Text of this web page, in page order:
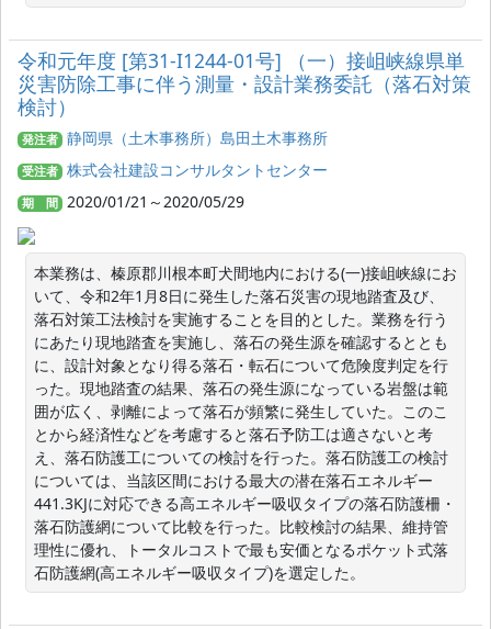
令和元年度 [第31-I1244-01号] （一）接岨峡線県単
災害防除工事に伴う測量・設計業務委託（落石対策
検討）
発注者 静岡県（土木事務所）島田土木事務所
受注者 株式会社建設コンサルタントセンター
期 間 2020/01/21～2020/05/29
本業務は、榛原郡川根本町犬間地内における(一)接岨峡線にお
いて、令和2年1月8日に発生した落石災害の現地踏査及び、
落石対策工法検討を実施することを目的とした。業務を行う
にあたり現地踏査を実施し、落石の発生源を確認するととも
に、設計対象となり得る落石・転石について危険度判定を行
った。現地踏査の結果、落石の発生源になっている岩盤は範
囲が広く、剥離によって落石が頻繁に発生していた。このこ
とから経済性などを考慮すると落石予防工は適さないと考
え、落石防護工についての検討を行った。落石防護工の検討
については、当該区間における最大の潜在落石エネルギー
441.3KJに対応できる高エネルギー吸収タイプの落石防護柵・
落石防護網について比較を行った。比較検討の結果、維持管
理性に優れ、トータルコストで最も安価となるポケット式落
石防護網(高エネルギー吸収タイプ)を選定した。